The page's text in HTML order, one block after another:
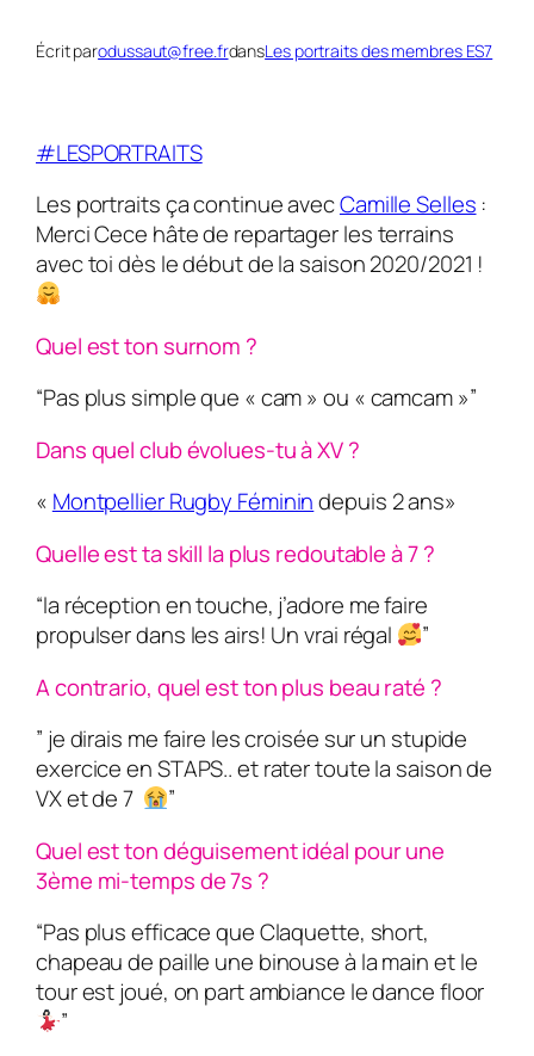
Écrit parodussaut@free.frdansLes portraits des membres ES7
#LESPORTRAITS
Les portraits ça continue avecCamille Selles :
Merci Cece hâte de repartager les terrains
avec toi dès le début de la saison 2020/2021 !
Quel est ton surnom ?
“Pas plus simple que « cam » ou « camcam »”
Dans quel club évolues-tu à XV ?
« Montpellier Rugby Féminindepuis 2 ans»
Quelle est ta skill la plus redoutable à 7 ?
“la réception en touche, j’adore me faire
propulser dans les airs! Un vrai régal
”
A contrario, quel est ton plus beau raté ?
” je dirais me faire les croisée sur un stupide
exercice en STAPS.. et rater toute la saison de
VX et de 7
”
Quel est ton déguisement idéal pour une
3ème mi-temps de 7s ?
“Pas plus efficace que Claquette, short,
chapeau de paille une binouse à la main et le
tour est joué, on part ambiance le dance floor
”